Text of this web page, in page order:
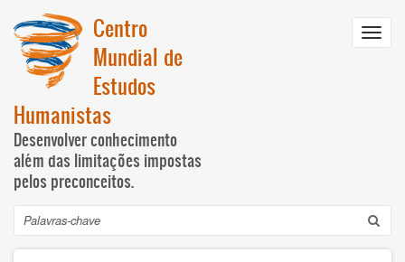
para
conteúdo
principal
Centro
Mundial de
Estudos
Humanistas
Desenvolver conhecimento
além das limitações impostas
pelos preconceitos.
Pesquisar